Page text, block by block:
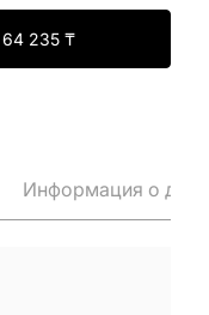
64 235₸
Информация о